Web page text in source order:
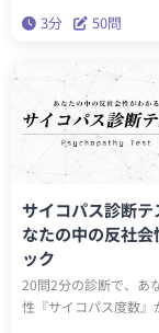
性格タイプかもしれま
な一面を発見しましょ
3分 50問
サイコパス診断テ
なたの中の反社会
ック
20問2分の診断で、あ
性『サイコパス度数』